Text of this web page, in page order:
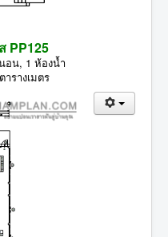
PP125
อน, 1 ห้องน้ำ
รางเมตร